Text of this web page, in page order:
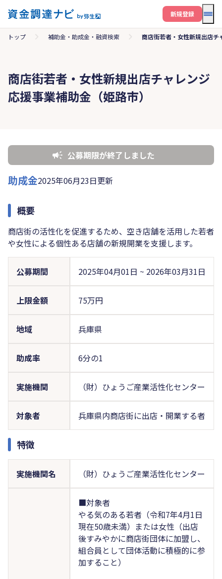
メ
新規登録
トップ 補助金・助成金・融資検索 商店街若者・女性新規出店
商店街若者・女性新規出店チャレンジ
応援事業補助金（姫路市）
公募期限が終了しました
助成金2025年06月23日更新
概要
商店街の活性化を促進するため、空き店舗を活用した若者
や女性による個性ある店舗の新規開業を支援します。
公募期間 2025年04月01日 ~ 2026年03月31日
上限金額 75万円
地域 兵庫県
助成率 6分の1
実施機関 （財）ひょうご産業活性化センター
対象者 兵庫県内商店街に出店・開業する者
特徴
実施機関名 （財）ひょうご産業活性化センター
■対象者
やる気のある若者（令和7年4月1日
現在50歳未満）または女性（出店
後すみやかに商店街団体に加盟し、
組合員として団体活動に積極的に参
加すること）